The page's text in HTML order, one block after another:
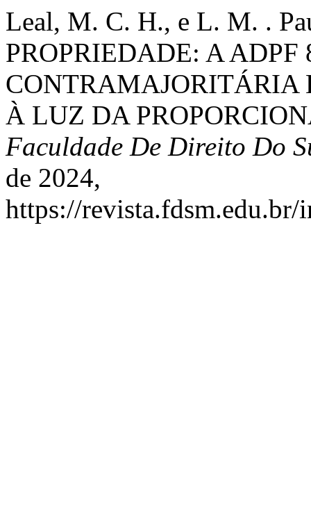
Leal, M. C. H., e L. M. .
PROPRIEDADE: A ADPF
CONTRAMAJORITÁRIA
À LUZ DA
Faculdade De Direito Do
de 2024,
https://